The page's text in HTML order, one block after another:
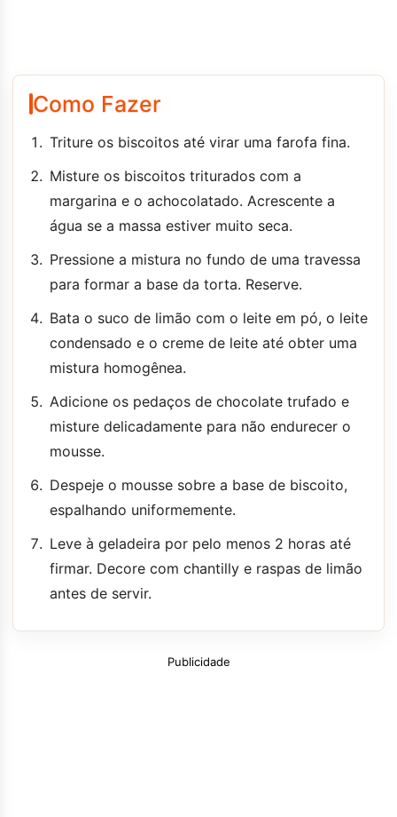
Como Fazer
Triture os biscoitos até virar uma farofa fina.
Misture os biscoitos triturados com a
margarina e o achocolatado. Acrescente a
água se a massa estiver muito seca.
Pressione a mistura no fundo de uma travessa
para formar a base da torta. Reserve.
Bata o suco de limão com o leite em pó, o leite
condensado e o creme de leite até obter uma
mistura homogênea.
Adicione os pedaços de chocolate trufado e
misture delicadamente para não endurecer o
mousse.
Despeje o mousse sobre a base de biscoito,
espalhando uniformemente.
Leve à geladeira por pelo menos 2 horas até
firmar. Decore com chantilly e raspas de limão
antes de servir.
Publicidade